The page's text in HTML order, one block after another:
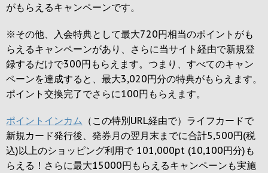
がもらえるキャンペーンです。
※その他、入会特典として最大720円相当のポイントがも
らえるキャンペーンがあり、さらに当サイト経由で新規登
録するだけで300円 もらえます。つまり、すべてのキャン
ペーンを達成すると、最大3,020円分の特典がもらえます。
ポイント交換完了でさらに100円 もらえます。
ポイントインカム （この特別URL経由で）ライフカードで
新規カード発行後、発券月の翌月末までに合計5,500円(税
込)以上のショッピング利用で 101,000pt (10,100円分)も
らえる！さらに最大15000円もらえるキャンペーンも実施